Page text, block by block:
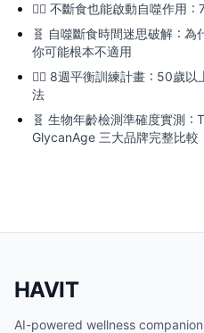
🏃‍♂️ 不斷食也能啟動自噬作用
🧬 自噬斷食時間迷思破解：為
你可能根本不適用
🏃‍♂️ 8週平衡訓練計畫：50歲以
法
🧬 生物年齡檢測準確度實測：
GlycanAge 三大品牌完整比較
HAVIT
AI-powered wellness